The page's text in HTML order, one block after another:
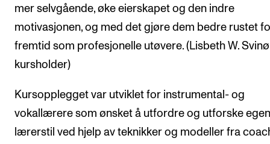
mer selvgående, øke eierskapet og den indre
motivasjonen, og med det gjøre dem bedre rustet
fremtid som profesjonelle utøvere. (Lisbeth W.
kursholder)
Kursopplegget var utviklet for instrumental- og
vokallærere som ønsket å utfordre og utforske egen
lærerstil ved hjelp av teknikker og modeller fra